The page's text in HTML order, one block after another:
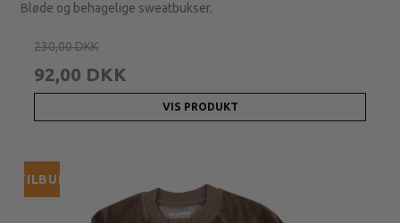
Bløde og behagelige sweatbukser.
230,00 DKK
92,00 DKK
VIS PRODUKT
TILBUD